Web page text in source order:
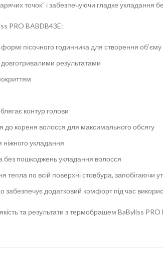
точок” і забезпечуючи гладке укладання
PRO BABDB43E:
пісочного годинника для створення
результатами
контур голови
до кореня волосся для максимального обсягу
укладання
без пошкоджень укладання волосся
тепла по всій поверхні стовбура, запобігаючи
забезпечує додатковий комфорт під час
та результати з термобрашем BaByliss